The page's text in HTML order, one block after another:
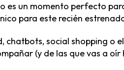
es un momento perfecto
para este recién
chatbots, social shopping o
(y de las que vas a